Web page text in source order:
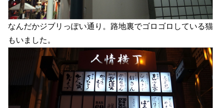
なんだかジブリっぽい通り。路地裏でゴロゴロしている猫
もいました。